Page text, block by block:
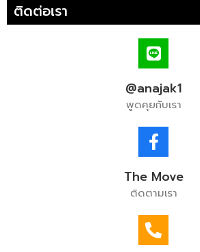
ติดต่อเรา
@anajak1
พูดคุยกับเรา
The Move
ติดตามเรา